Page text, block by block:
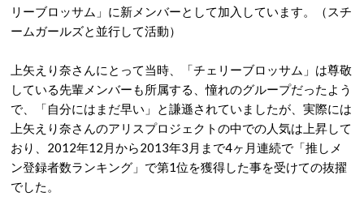
リーブロッサム」に新メンバーとして加入しています。（スチ
ームガールズと並行して活動）
上矢えり奈さんにとって当時、「チェリーブロッサム」は尊敬
している先輩メンバーも所属する、憧れのグループだったよう
で、「自分にはまだ早い」と謙遜されていましたが、実際には
上矢えり奈さんのアリスプロジェクトの中での人気は上昇して
おり、2012年12月から2013年3月まで4ヶ月連続で「推しメ
ン登録者数ランキング」で第1位を獲得した事を受けての抜擢
でした。